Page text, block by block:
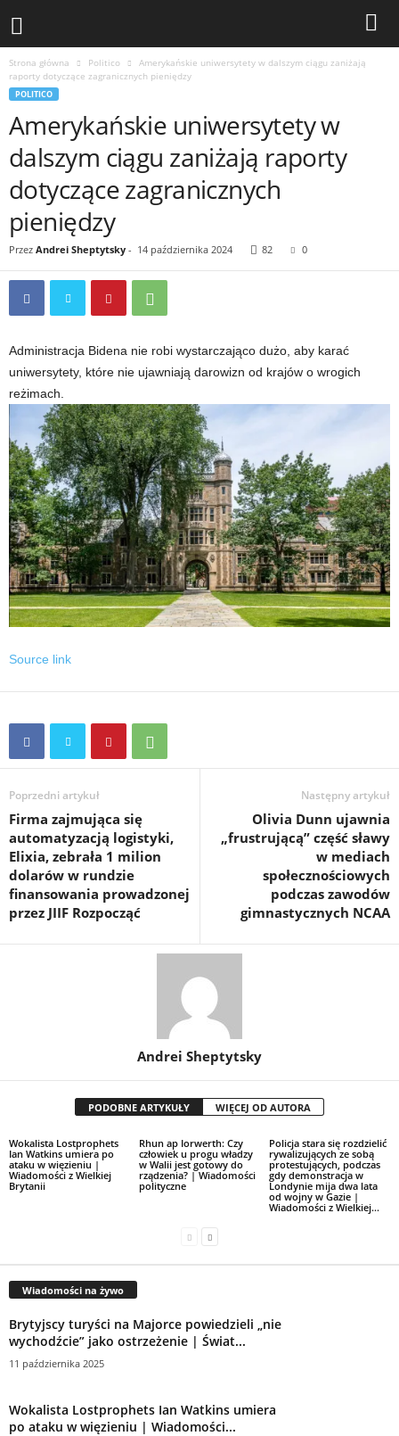
Strona główna Politico
Amerykańskie uniwersytety w dalszym ciągu zaniżają
raporty dotyczące zagranicznych pieniędzy
POLITICO
Amerykańskie uniwersytety w
dalszym ciągu zaniżają raporty
dotyczące zagranicznych
pieniędzy
Przez Andrei Sheptytsky - 14 października 2024 82 0
Administracja Bidena nie robi wystarczająco dużo, aby karać
uniwersytety, które nie ujawniają darowizn od krajów o wrogich
reżimach.
Source link
Poprzedni artykuł
Firma zajmująca się
automatyzacją logistyki,
Elixia, zebrała 1 milion
dolarów w rundzie
finansowania prowadzonej
przez JIIF Rozpocząć
Następny artykuł
Olivia Dunn ujawnia
„frustrującą” część sławy
w mediach
społecznościowych
podczas zawodów
gimnastycznych NCAA
Andrei Sheptytsky
PODOBNE ARTYKUŁY WIĘCEJ OD AUTORA
Wokalista Lostprophets
Ian Watkins umiera po
ataku w więzieniu |
Wiadomości z Wielkiej
Brytanii
Rhun ap Iorwerth: Czy
człowiek u progu władzy
w Walii jest gotowy do
rządzenia? | Wiadomości
polityczne
Policja stara się rozdzielić
rywalizujących ze sobą
protestujących, podczas
gdy demonstracja w
Londynie mija dwa lata
od wojny w Gazie |
Wiadomości z Wielkiej...
Wiadomości na żywo
Brytyjscy turyści na Majorce powiedzieli „nie
wychodźcie” jako ostrzeżenie | Świat...
11 października 2025
Wokalista Lostprophets Ian Watkins umiera
po ataku w więzieniu | Wiadomości...